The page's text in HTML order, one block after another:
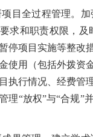
全过程管理。加
求和职责权限，
停项目实施等整改
使用（包括外拨资
执行情况、经费管
理“放权”与“合规”